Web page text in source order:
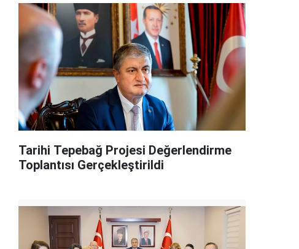
Tarihi Tepebağ Projesi Değerlendirme
Toplantısı Gerçekleştirildi